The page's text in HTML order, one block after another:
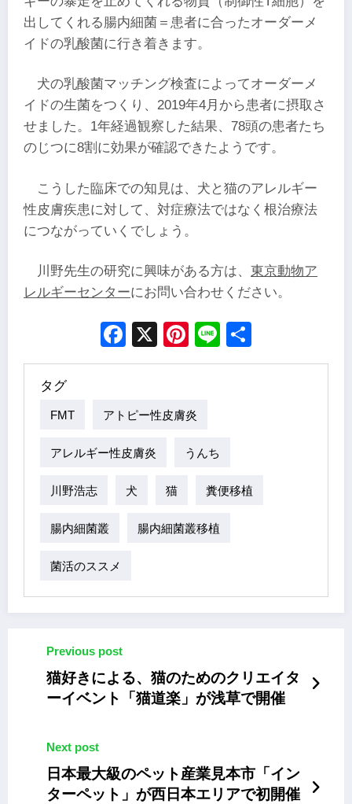
出してくれる腸内細菌＝患者に合ったオーダーメ
イドの乳酸菌に行き着きます。
犬の乳酸菌マッチング検査によってオーダーメ
イドの生菌をつくり、2019年4月から患者に摂取さ
せました。1年経過観察した結果、78頭の患者たち
のじつに8割に効果が確認できたようです。
こうした臨床での知見は、犬と猫のアレルギー
性皮膚疾患に対して、対症療法ではなく根治療法
につながっていくでしょう。
川野先生の研究に興味がある方は、東京動物ア
レルギーセンターにお問い合わせください。
Facebook
X Pinterest
Line
タグ
FMT アトピー性皮膚炎
アレルギー性皮膚炎 うんち
川野浩志 犬 猫 糞便移植
腸内細菌叢 腸内細菌叢移植
菌活のススメ
Previous post
猫好きによる、猫のためのクリエイタ
ーイベント「猫道楽」が浅草で開催
Next post
日本最大級のペット産業見本市「イン
ターペット」が西日本エリアで初開催